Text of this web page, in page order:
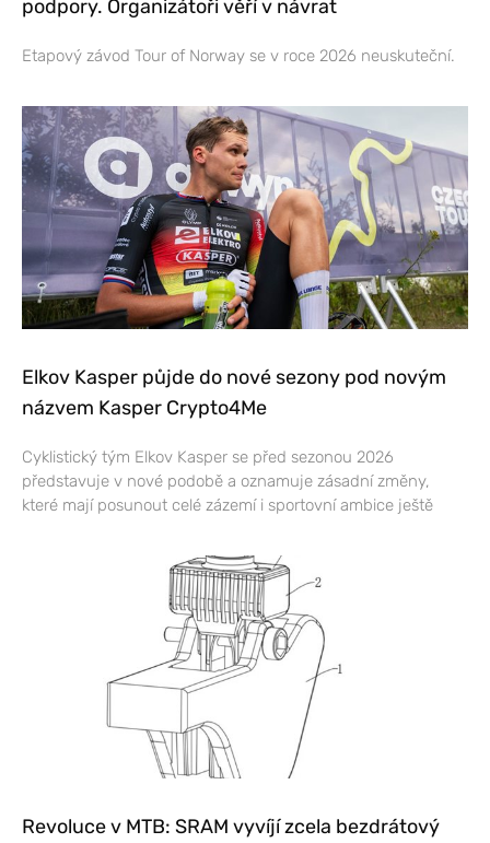
podpory. Organizátoři věří v návrat
Etapový závod Tour of Norway se v roce 2026 neuskuteční.
Elkov Kasper půjde do nové sezony pod novým
názvem Kasper Crypto4Me
Cyklistický tým Elkov Kasper se před sezonou 2026
představuje v nové podobě a oznamuje zásadní změny,
které mají posunout celé zázemí i sportovní ambice ještě
Revoluce v MTB: SRAM vyvíjí zcela bezdrátový